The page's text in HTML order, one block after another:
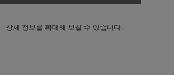
상세 정보를 확대해 보실 수 있습니다.